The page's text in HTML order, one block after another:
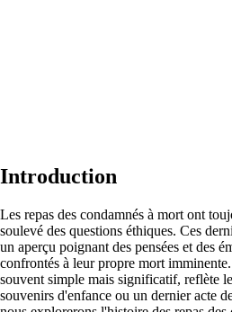
Introduction
Les repas des condamnés à mort ont
soulevé des questions éthiques. Ces
un aperçu poignant des pensées et des
confrontés à leur propre mort
souvent simple mais significatif, reflète
souvenirs d'enfance ou un dernier acte